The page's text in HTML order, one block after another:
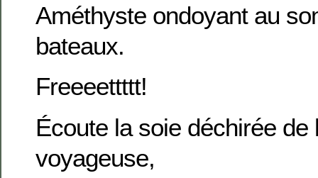
Améthyste ondoyant au
bateaux.
Freeeettttt!
Écoute la soie déchirée de
voyageuse,